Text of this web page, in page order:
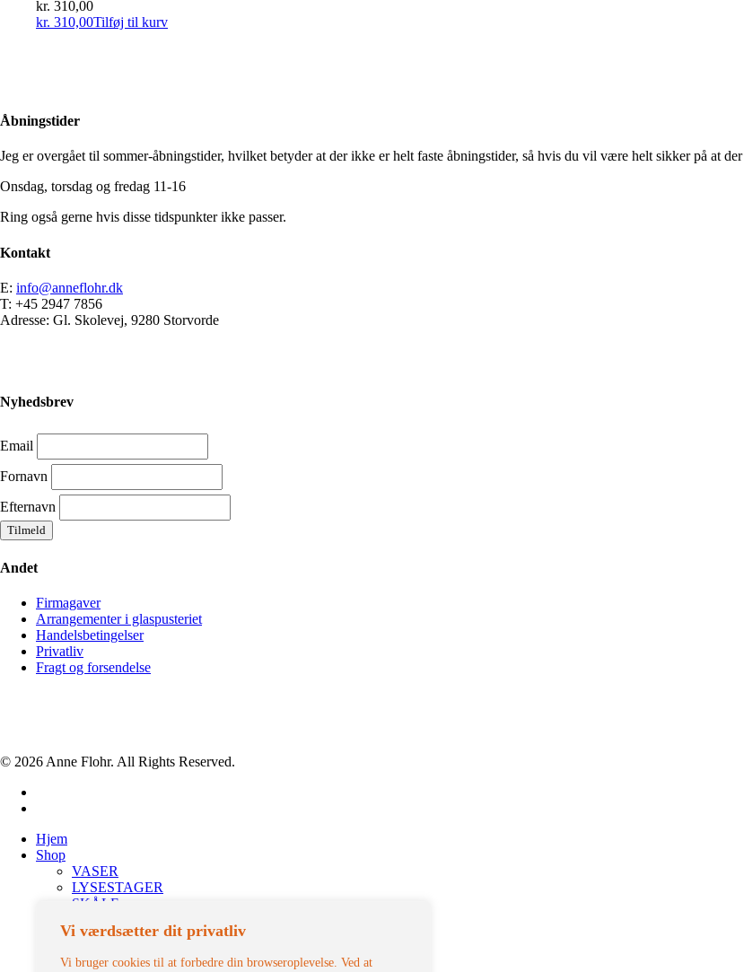
Vi værdsætter dit privatliv
Vi bruger cookies til at forbedre din browseroplevelse. Ved at
kr. 310,00
kr. 310,00Tilføj til kurv
Åbningstider
Jeg er overgået til sommer-åbningstider, hvilket betyder at der ikke er helt faste åbningstider, så hvis du vil være helt sikker på at
Onsdag, torsdag og fredag 11-16
Ring også gerne hvis disse tidspunkter ikke passer.
Kontakt
E: info@anneflohr.dk
T: +45 2947 7856
Adresse: Gl. Skolevej, 9280 Storvorde
Nyhedsbrev
Email
Fornavn
Efternavn
Andet
Firmagaver
Arrangementer i glaspusteriet
Handelsbetingelser
Privatliv
Fragt og forsendelse
© 2026 Anne Flohr. All Rights Reserved.
Close
Menu
Hjem
Shop
VASER
LYSESTAGER
SKÅLE
DRIKKEGLAS
DIVERSE